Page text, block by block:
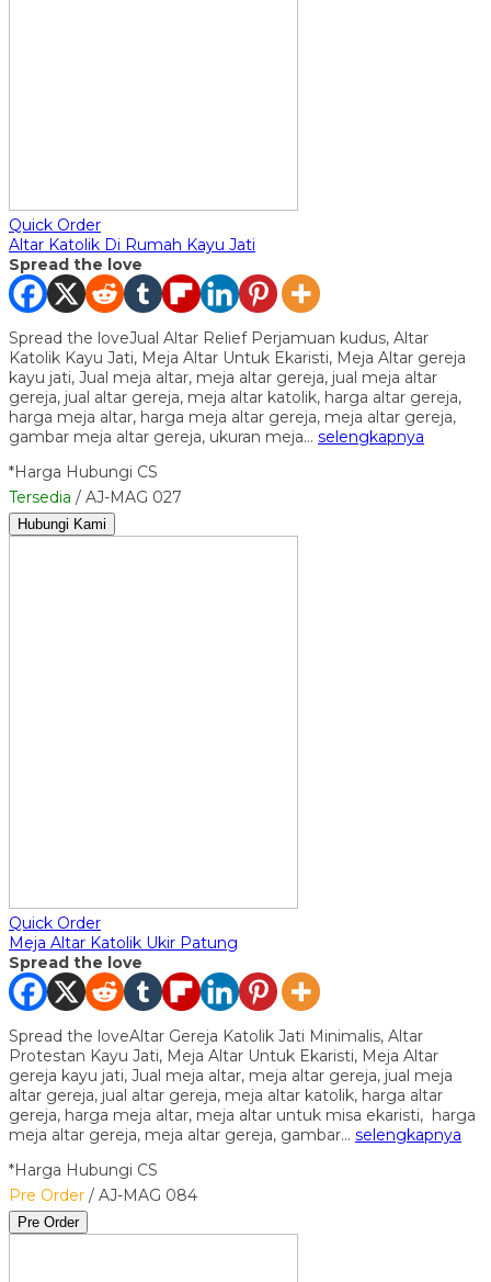
Quick Order
Altar Katolik Di Rumah Kayu Jati
Spread the love
Spread the loveJual Altar Relief Perjamuan kudus, Altar
Katolik Kayu Jati, Meja Altar Untuk Ekaristi, Meja Altar gereja
kayu jati, Jual meja altar, meja altar gereja, jual meja altar
gereja, jual altar gereja, meja altar katolik, harga altar gereja,
harga meja altar, harga meja altar gereja, meja altar gereja,
gambar meja altar gereja, ukuran meja… selengkapnya
*Harga Hubungi CS
Tersedia / AJ-MAG 027
Hubungi Kami
Quick Order
Meja Altar Katolik Ukir Patung
Spread the love
Spread the loveAltar Gereja Katolik Jati Minimalis, Altar
Protestan Kayu Jati, Meja Altar Untuk Ekaristi, Meja Altar
gereja kayu jati, Jual meja altar, meja altar gereja, jual meja
altar gereja, jual altar gereja, meja altar katolik, harga altar
gereja, harga meja altar, meja altar untuk misa ekaristi, harga
meja altar gereja, meja altar gereja, gambar… selengkapnya
*Harga Hubungi CS
Pre Order / AJ-MAG 084
Pre Order